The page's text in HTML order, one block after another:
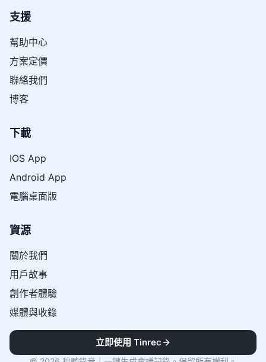
支援
幫助中心
方案定價
聯絡我們
博客
下載
IOS App
Android App
電腦桌面版
資源
關於我們
用戶故事
創作者體驗
媒體與收錄
立即使用 Tinrec